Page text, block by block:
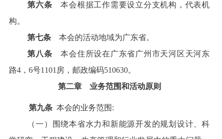
第六条 本会根据工作需要设立分支机构，代表机
构。
第七条本会的活动地域为广东省。
第八条 本会住所设在广东省广州市天河区天河东
路4，6号1101房，邮政编码510630。
第二章 业务范围和活动原则
第九条 本会的业务范围:
（一）围绕本省水力和新能源开发的规划设计、科